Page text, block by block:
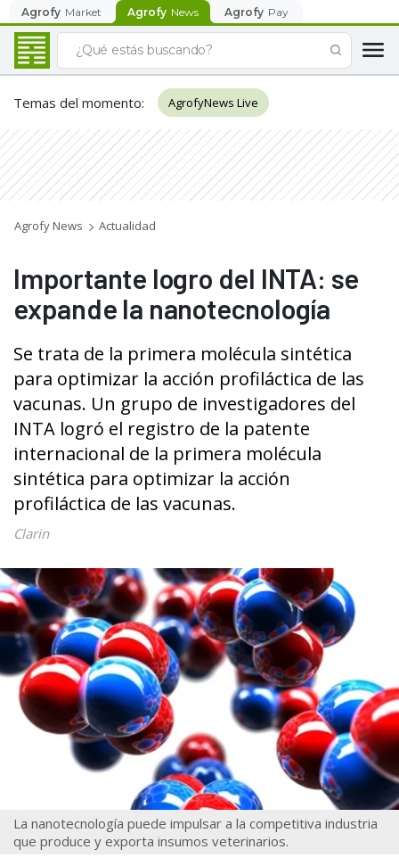
Agrofy Market Agrofy News Agrofy Pay
Temas del momento: AgrofyNews Live
Agrofy News Actualidad
Importante logro del INTA: se
expande la nanotecnología
Se trata de la primera molécula sintética
para optimizar la acción profiláctica de las
vacunas. Un grupo de investigadores del
INTA logró el registro de la patente
internacional de la primera molécula
sintética para optimizar la acción
profiláctica de las vacunas.
Clarin
La nanotecnología puede impulsar a la competitiva industria
que produce y exporta insumos veterinarios.